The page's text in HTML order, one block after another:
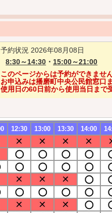
予約状況 2026年08月08日
8:30～14:30 ・ 15:00～21:00
このページからは予約ができません
お申込みは播磨町中央公民館窓口
使用日の60日前から使用当日まで